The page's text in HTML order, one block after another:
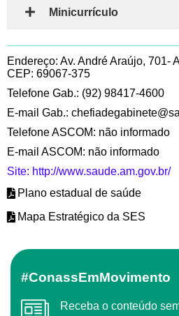
Minicurrículo
Endereço: Av. André Araújo, 701-
CEP: 69067-375
Telefone Gab.: (92) 98417-4600
E-mail Gab.:
Telefone ASCOM: não informado
E-mail ASCOM: não informado
Site: http://www.saude.am.gov.br/
Plano estadual de saúde
Mapa Estratégico da SES
#ConassEmMovimento
Receba o conteúdo